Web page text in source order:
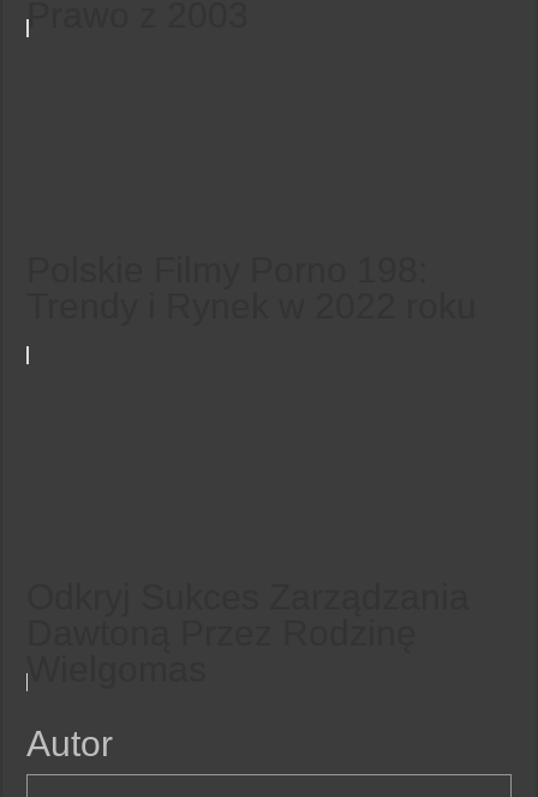
Prawo z 2003
Wielgomas
Autor